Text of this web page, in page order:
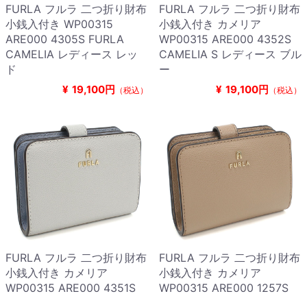
FURLA フルラ 二つ折り財布
小銭入付き WP00315
ARE000 4305S FURLA
CAMELIA レディース レッ
ド
¥ 19,100円 （税込）
FURLA フルラ 二つ折り財布
小銭入付き カメリア
WP00315 ARE000 4352S
CAMELIA S レディース ブル
ー
¥ 19,100円 （税込）
FURLA フルラ 二つ折り財布
小銭入付き カメリア
WP00315 ARE000 4351S
FURLA フルラ 二つ折り財布
小銭入付き カメリア
WP00315 ARE000 1257S